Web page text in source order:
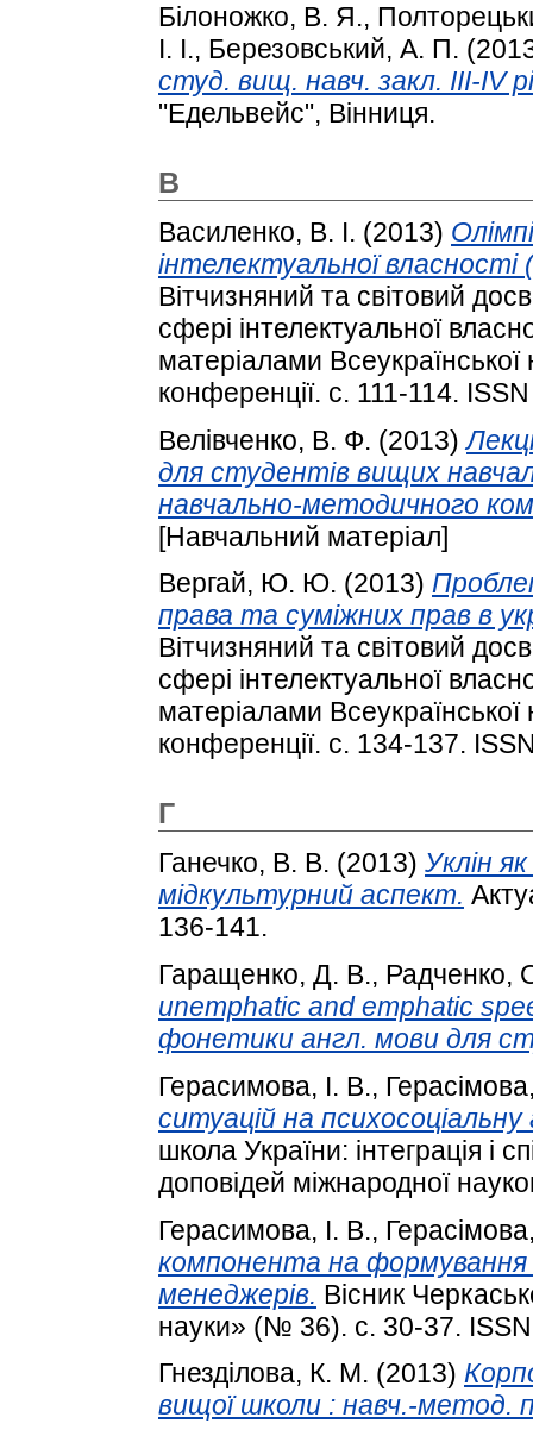
Білоножко, В. Я.,
І. І., Березовський, А. П.
студ. вищ. навч. закл. ІІІ-IV
"Едельвейс", Вінниця.
В
Василенко, В. І. (2013)
інтелектуальної власності
Вітчизняний та світовий
сфері інтелектуальної
матеріалами Всеукраїнської
конференції. с. 111-114.
Велівченко, В. Ф. (2013)
для студентів вищих
навчально-методичного
[Навчальний матеріал]
Вергай, Ю. Ю. (2013)
права та суміжних прав в
Вітчизняний та світовий
сфері інтелектуальної
матеріалами Всеукраїнської
конференції. с. 134-137.
Г
Ганечко, В. В. (2013) Уклін
мідкультурний аспект.
136-141.
Гаращенко, Д. В., Радченко,
unemphatic and emphatic
фонетики англ. мови для
Герасимова, І. В.,
ситуацій на
школа України: інтеграція і
доповідей міжнародної
Герасимова, І. В.,
компонента на формування
менеджерів. Вісник
науки» (№ 36). с. 30-37.
Гнезділова, К. М. (2013)
вищої школи : навч.-метод.